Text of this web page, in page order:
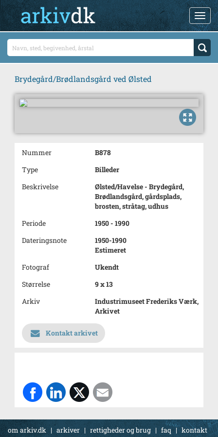
Brydegård/Brødlandsgård ved Ølsted
Nummer
B878
Type
Billeder
Beskrivelse
Ølsted/Havelse - Brydegård,
Brødlandsgård, gårdsplads,
brosten, stråtag, udhus
Periode
1950 - 1990
Dateringsnote
1950-1990
Estimeret
Fotograf
Ukendt
Størrelse
9 x 13
Arkiv
Industrimuseet Frederiks Værk,
Arkivet
Kontakt arkivet
om arkiv.dk | arkiver | rettigheder og brug | faq | kontakt